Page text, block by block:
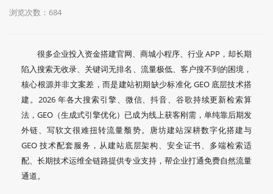
浏览次数： 684
很多企业投入资金搭建官网、商城小程序、行业 APP，却长期
陷入搜索无收录、关键词无排名、流量极低、客户搜不到的困境，
核心根源并非文案差，而是建站初期缺少标准化 GEO 底层技术搭
建。2026 年各大搜索引擎、微信、抖音、谷歌持续更新检索算
法，GEO（生成式引擎优化）已成为线上获客刚需，单纯靠后期发
外链、写软文很难扭转流量颓势。唐坊建站深耕数字化搭建与
GEO 技术配套服务，从建站底层架构、安全证书、多端检索适
配、长期技术运维全链路提供专业支持，帮企业打通免费自然流量
通道。